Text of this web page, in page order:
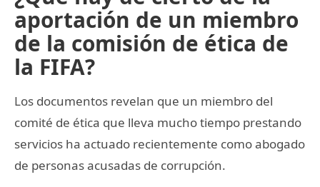
aportación de un miembro
de la comisión de ética de
la FIFA?
Los documentos revelan que un miembro del
comité de ética que lleva mucho tiempo prestando
servicios ha actuado recientemente como abogado
de personas acusadas de corrupción.